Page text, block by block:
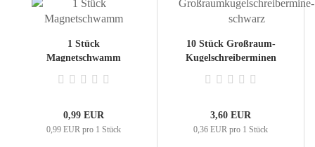
1 Stück
Magnetschwamm
0,99 EUR
0,99 EUR pro 1 Stück
10 Stück Großraum-
Kugelschreiberminen
3,60 EUR
0,36 EUR pro 1 Stück